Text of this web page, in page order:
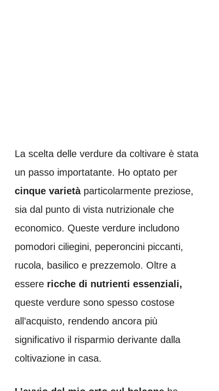
La scelta delle verdure da coltivare è stata
un passo importatante. Ho optato per
cinque varietàparticolarmente preziose,
sia dal punto di vista nutrizionale che
economico. Queste verdure includono
pomodori ciliegini, peperoncini piccanti,
rucola, basilico e prezzemolo. Oltre a
essere ricche di nutrienti essenziali,
queste verdure sono spesso costose
all’acquisto, rendendo ancora più
significativo il risparmio derivante dalla
coltivazione in casa.